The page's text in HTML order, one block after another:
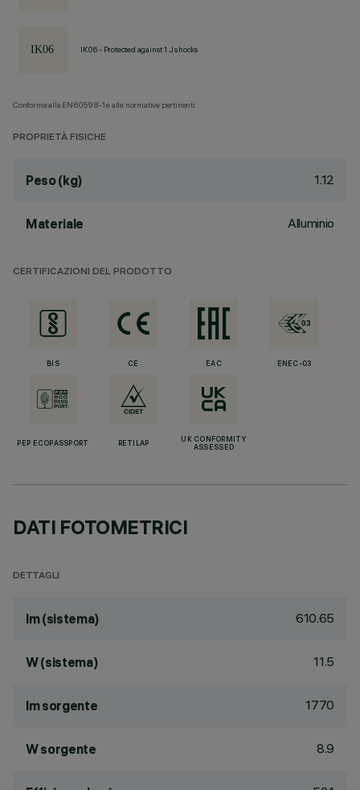
IK06 - Protected against 1 J shocks
Conforme alla EN60598-1 e alle normative pertinenti.
PROPRIETÀ FISICHE
Peso (kg) 1.12
Materiale Alluminio
CERTIFICAZIONI DEL PRODOTTO
BIS CE EAC ENEC-03
PEP ECOPASSPORT RETILAP
UK CONFORMITY
ASSESSED
DATI FOTOMETRICI
DETTAGLI
lm (sistema) 610.65
W (sistema) 11.5
lm sorgente 1770
W sorgente 8.9